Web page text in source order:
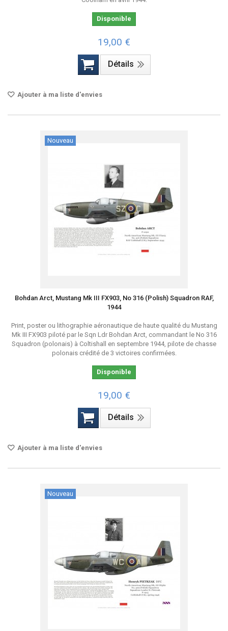
Disponible
19,00 €
Détails
Ajouter à ma liste d'envies
Nouveau
Bohdan Arct, Mustang Mk III FX903, No 316 (Polish) Squadron RAF,
1944
Print, poster ou lithographie aéronautique de haute qualité du Mustang
Mk III FX903 piloté par le Sqn Ldr Bohdan Arct, commandant le No 316
Squadron (polonais) à Coltishall en septembre 1944, pilote de chasse
polonais crédité de 3 victoires confirmées.
Disponible
19,00 €
Détails
Ajouter à ma liste d'envies
Nouveau